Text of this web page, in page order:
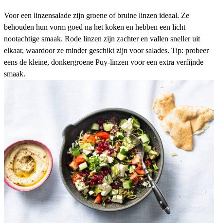
Voor een linzensalade zijn groene of bruine linzen ideaal. Ze
behouden hun vorm goed na het koken en hebben een licht
nootachtige smaak. Rode linzen zijn zachter en vallen sneller uit
elkaar, waardoor ze minder geschikt zijn voor salades. Tip: probeer
eens de kleine, donkergroene Puy-linzen voor een extra verfijnde
smaak.